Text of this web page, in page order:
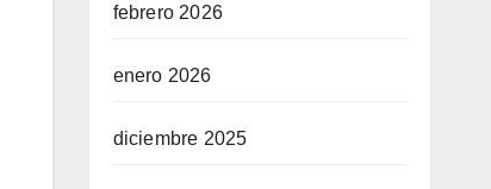
febrero 2026
enero 2026
diciembre 2025